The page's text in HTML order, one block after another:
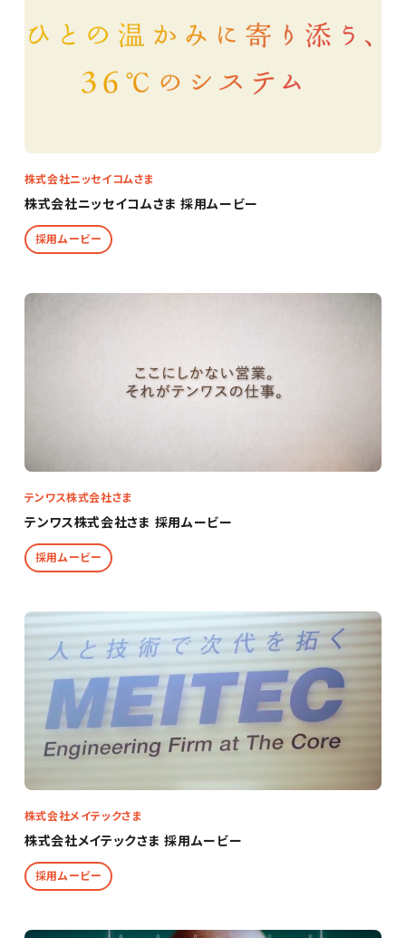
株式会社ニッセイコムさま 採用ムービー
株式会社ニッセイコムさま
採用ムービー
テンワス株式会社さま 採用ムービー
テンワス株式会社さま
採用ムービー
株式会社メイテックさま 採用ムービー
株式会社メイテックさま
採用ムービー